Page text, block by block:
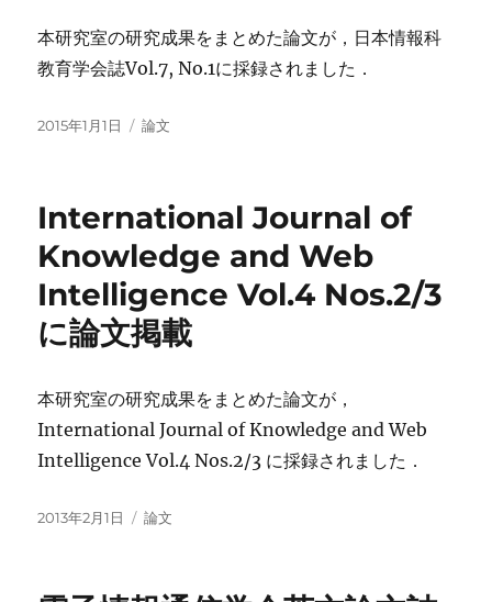
本研究室の研究成果をまとめた論文が，日本情報科
教育学会誌Vol.7, No.1に採録されました．
投
2015年1月1日
カ
ー
論文
International Journal of
Knowledge and Web
Intelligence Vol.4 Nos.2/3
に論文掲載
本研究室の研究成果をまとめた論文が，
International Journal of Knowledge and Web
Intelligence Vol.4 Nos.2/3 に採録されました．
投
2013年2月1日
カ
論文